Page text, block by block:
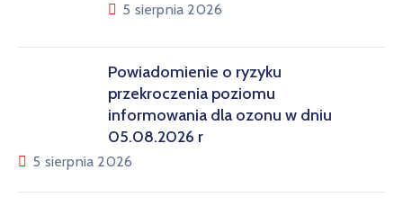
5 sierpnia 2026
Powiadomienie o ryzyku
przekroczenia poziomu
informowania dla ozonu w dniu
05.08.2026 r
5 sierpnia 2026